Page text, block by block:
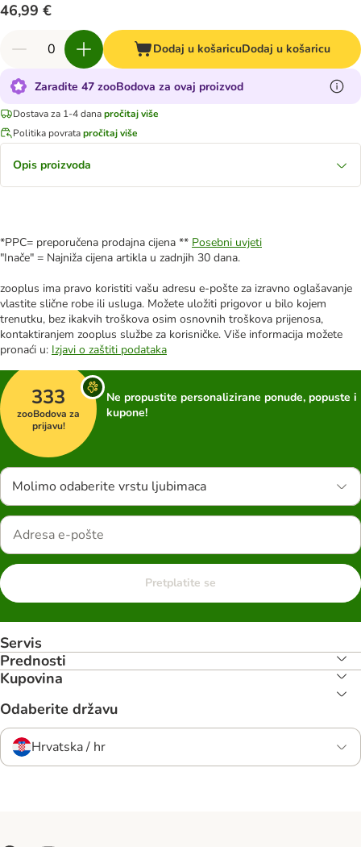
46,99 €
Dodaj u košaricuDodaj u košaricu
Zaradite 47 zooBodova za ovaj proizvod
Dostava za 1-4 danapročitaj više
Politika povratapročitaj više
Opis proizvoda
*PPC= preporučena prodajna cijena ** Posebni uvjeti
"Inače" = Najniža cijena artikla u zadnjih 30 dana.
zooplus ima pravo koristiti vašu adresu e-pošte za izravno oglašavanje
vlastite slične robe ili usluga. Možete uložiti prigovor u bilo kojem
trenutku, bez ikakvih troškova osim osnovnih troškova prijenosa,
kontaktiranjem zooplus službe za korisničke. Više informacija možete
pronaći u: Izjavi o zaštiti podataka
333
zooBodova za
prijavu!
Ne propustite personalizirane ponude, popuste i
kupone!
Molimo odaberite vrstu ljubimaca
Pretplatite se
Servis
Prednosti
Kupovina
Odaberite državu
Hrvatska / hr